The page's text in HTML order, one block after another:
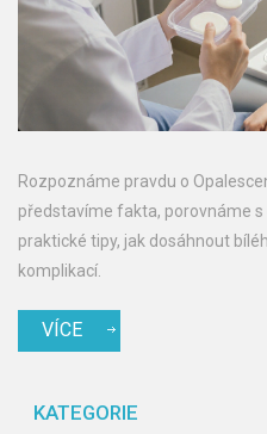
Rozpoznáme pravdu o
představíme fakta, porovnáme
praktické tipy, jak dosáhnout
komplikací.
VÍCE
KATEGORIE